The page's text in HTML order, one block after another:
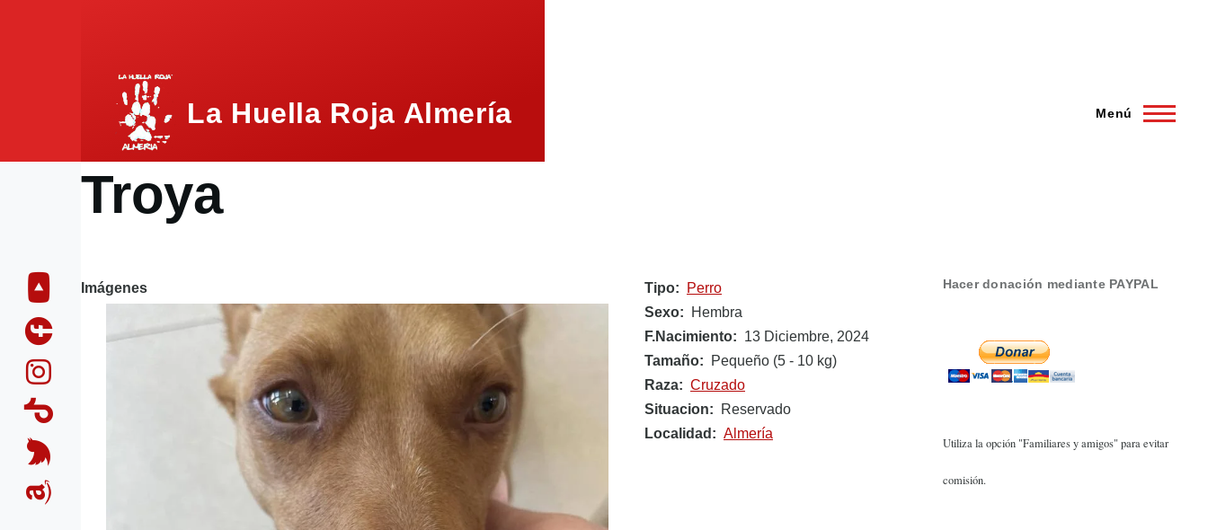
La Huella Roja Almería Menú
Troya
Imágenes Tipo
Perro
Sexo
Hembra
F.Nacimiento
13 Diciembre, 2024
Tamaño
Pequeño (5 - 10 kg)
Raza
Cruzado
Situacion
Reservado
Localidad
Almería
Hacer donación mediante PAYPAL
Utiliza la opción "Familiares y amigos" para evitar
comisión.